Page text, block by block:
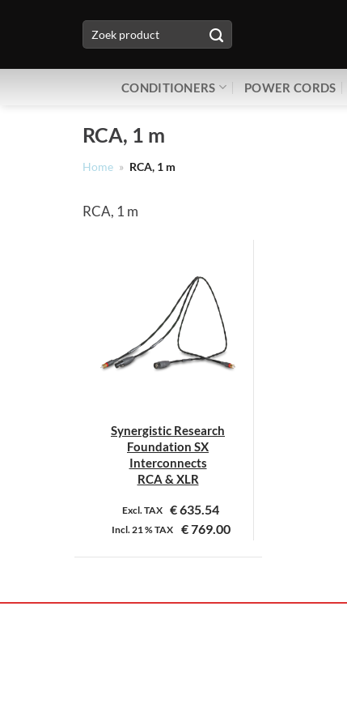
naar:
CONDITIONERS POWER CORDS
RCA, 1 m
Home » RCA, 1 m
RCA, 1 m
Synergistic Research
Foundation SX
Interconnects
RCA & XLR
Excl. TAX €635.54
Incl.21 %TAX €769.00
Dit
heeft